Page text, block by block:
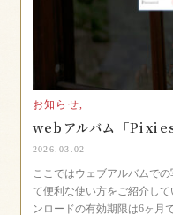
お知らせ,
webアルバム「
2026.03.02
ここではウェブアルバムで
て便利な使い方をご紹介し
ンロードの有効期限は6ヶ月